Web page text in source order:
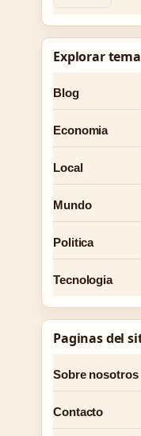
Explorar
Blog
Economia
Local
Mundo
Politica
Tecnologia
Paginas del
Sobre nosotros
Contacto